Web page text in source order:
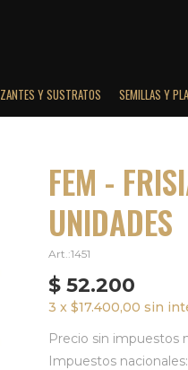
Y SUSTRATOS SEMILLAS Y
FEM -
UNIDADES
1451
$ 52.200
3 x $17.400,00 sin
Precio sin impuestos
Impuestos